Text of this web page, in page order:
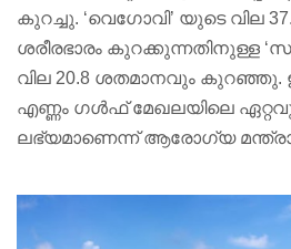
കുറച്ചു. ‘വെഗോവി’ യുടെ വില
ശരീരഭാരം കുറക്കുന്നതിനുള്ള
വില 20.8 ശതമാനവും കുറഞ്ഞു.
എണ്ണം ഗൾഫ് മേഖലയിലെ
ലഭ്യമാണെന്ന് ആരോഗ്യ